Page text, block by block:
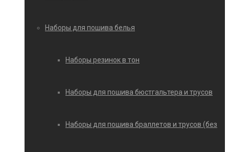
Наборы для пошива белья
Наборы резинок в тон
Наборы для пошива бюстгальтера и трусов
Наборы для пошива браллетов и трусов (без